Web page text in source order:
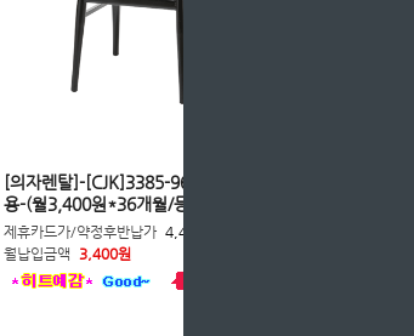
[의자렌탈]-[CJK]3385-9623 의자1인
용-(월3,400원*36개월/등록비면제)
제휴카드가/약정후반납가 4,400원
월납입금액
3,400원